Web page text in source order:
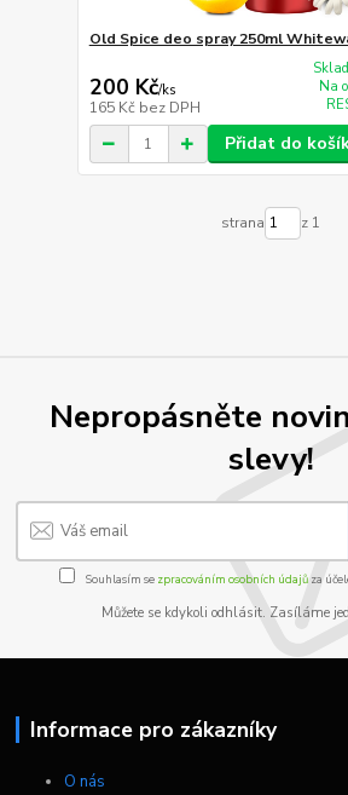
Old Spice deo spray 250ml
200 Kč/ks
165 Kč bez DPH
Na
Přidat do
strana z 1
Nepropásněte
slevy!
Souhlasím se zpracováním osobních údajůza
Můžete se kdykoli odhlásit. Zasíláme
Informace pro zákazníky
O nás